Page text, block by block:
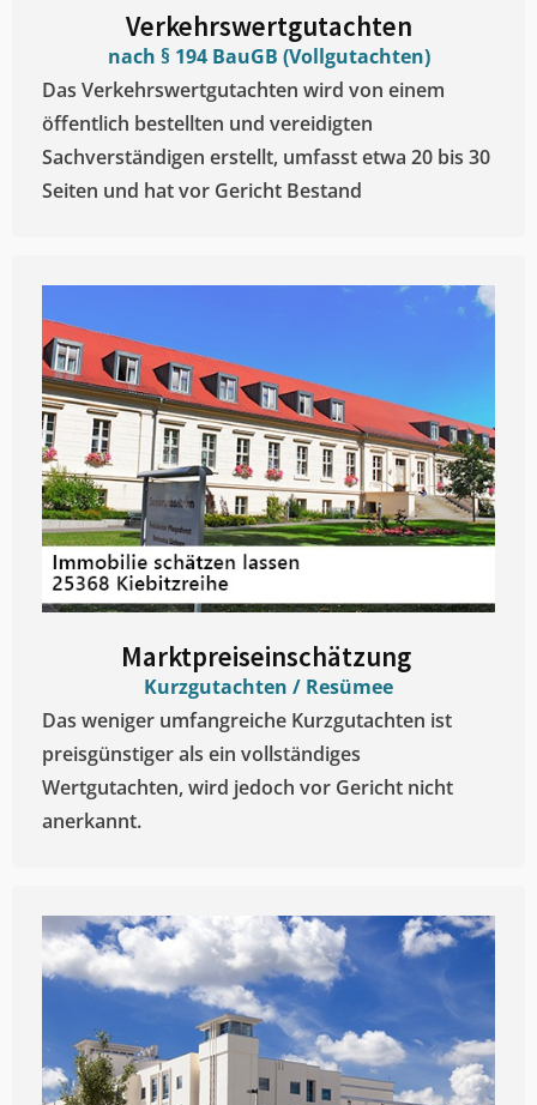
Verkehrswertgutachten
nach § 194 BauGB (Vollgutachten)
Das Verkehrswertgutachten wird von einem
öffentlich bestellten und vereidigten
Sachverständigen erstellt, umfasst etwa 20 bis 30
Seiten und hat vor Gericht Bestand
Marktpreiseinschätzung ​
Kurzgutachten / Resümee
Das weniger umfangreiche Kurzgutachten ist
preisgünstiger als ein vollständiges
Wertgutachten, wird jedoch vor Gericht nicht
anerkannt.